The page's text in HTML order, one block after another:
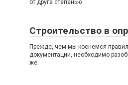
от друга степенью
Строительство в
Прежде, чем мы коснемся
документации, необходимо
же